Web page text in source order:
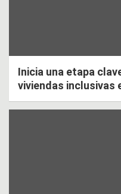
Inicia una etapa
viviendas inclusivas